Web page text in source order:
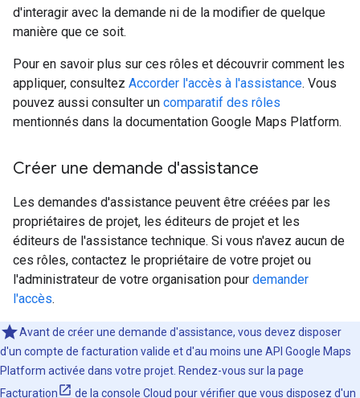
d'interagir avec la demande ni de la modifier de quelque
manière que ce soit.
Pour en savoir plus sur ces rôles et découvrir comment les
appliquer, consultez Accorder l'accès à l'assistance. Vous
pouvez aussi consulter un comparatif des rôles
mentionnés dans la documentation Google Maps Platform.
Créer une demande d'assistance
Les demandes d'assistance peuvent être créées par les
propriétaires de projet, les éditeurs de projet et les
éditeurs de l'assistance technique. Si vous n'avez aucun de
ces rôles, contactez le propriétaire de votre projet ou
l'administrateur de votre organisation pour demander
l'accès.
Avant de créer une demande d'assistance, vous devez disposer
d'un compte de facturation valide et d'au moins une API Google Maps
Platform activée dans votre projet. Rendez-vous sur la page
Facturation
de la console Cloud pour vérifier que vous disposez d'un